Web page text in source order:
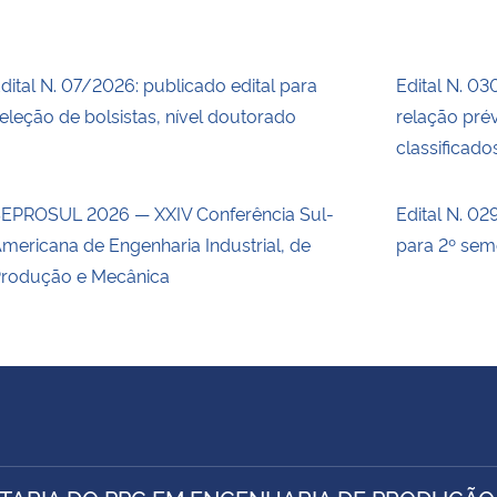
N. 07/2026: publicado edital para
de bolsistas, nível doutorado
Edital N.
relação
2026 — XXIV Conferência Sul-
de Engenharia Industrial, de
e Mecânica
Edital N.
para 2º